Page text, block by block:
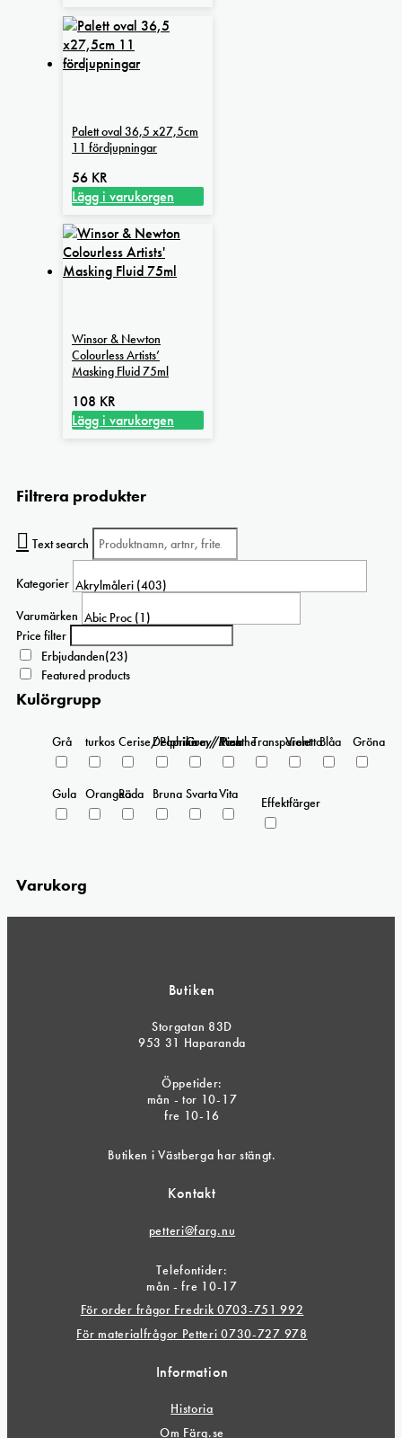
på
produktsidan
Palett oval 36,5 x27,5cm
11 fördjupningar
56 KR
Lägg i varukorgen
Winsor & Newton
Colourless Artists’
Masking Fluid 75ml
108 KR
Lägg i varukorgen
Filtrera produkter
Text search
Kategorier
Varumärken
Price filter
Erbjudanden(23)
Featured products
Kulörgrupp
Grå turkos Cerise/Paprika
Delphinium/Menthe
Grey/Pink
Rosa Transparent
ViolettaBlåa Gröna
Gula OrangeaRöda Bruna SvartaVita
Effektfärger
Varukorg
Butiken
Storgatan 83D
953 31 Haparanda
Öppetider:
mån - tor 10-17
fre 10-16
Butiken i Västberga har stängt.
Kontakt
petteri@farg.nu
Telefontider:
mån - fre 10-17
För order frågor Fredrik 0703-751 992
För materialfrågor Petteri 0730-727 978
Information
Historia
Om Färg.se